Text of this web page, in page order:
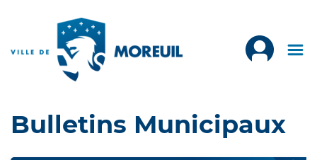
Bulletins Municipaux